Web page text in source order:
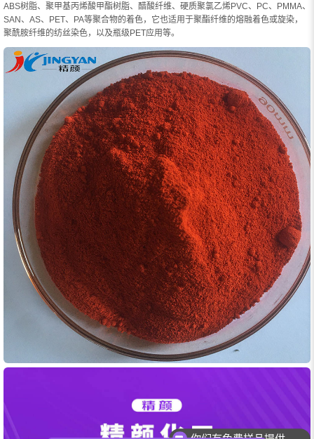
ABS树脂、聚甲基丙烯酸甲酯树脂、醋酸纤维、硬质聚氯乙烯PVC、PC、PMMA、
SAN、AS、PET、PA等聚合物的着色，它也适用于聚酯纤维的熔融着色或旋染，
聚酰胺纤维的纺丝染色，以及瓶级PET应用等。